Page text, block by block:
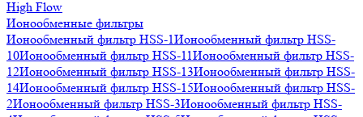
High Flow
Ионообменные фильтры
Ионообменный фильтр HSS-1Ионообменный фильтр HSS-
10Ионообменный фильтр HSS-11Ионообменный фильтр HSS-
12Ионообменный фильтр HSS-13Ионообменный фильтр HSS-
14Ионообменный фильтр HSS-15Ионообменный фильтр HSS-
2Ионообменный фильтр HSS-3Ионообменный фильтр HSS-